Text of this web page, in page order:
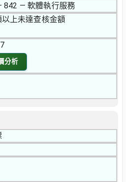
842 — 軟體執行服務
上未達查核金額
分析